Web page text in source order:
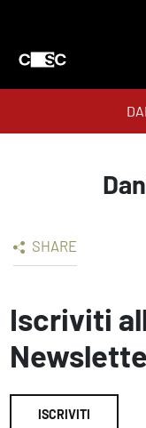
SHARE
Iscriviti
ISCRIVITI